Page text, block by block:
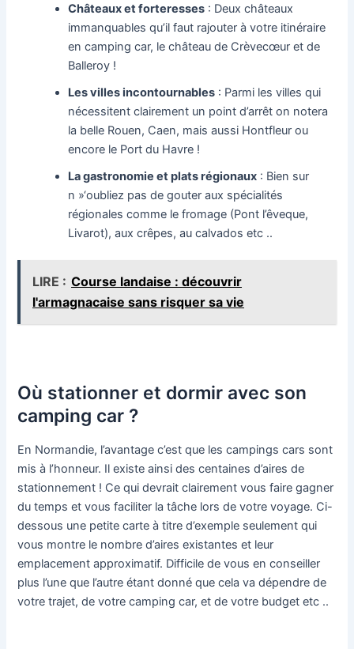
Châteaux et forteresses : Deux châteaux
immanquables qu’il faut rajouter à votre itinéraire
en camping car, le château de Crèvecœur et de
Balleroy !
Les villes incontournables : Parmi les villes qui
nécessitent clairement un point d’arrêt on notera
la belle Rouen, Caen, mais aussi Hontfleur ou
encore le Port du Havre !
La gastronomie et plats régionaux : Bien sur
n »‘oubliez pas de gouter aux spécialités
régionales comme le fromage (Pont l’êveque,
Livarot), aux crêpes, au calvados etc ..
LIRE : Course landaise : découvrir
l'armagnacaise sans risquer sa vie
Où stationner et dormir avec son
camping car ?
En Normandie, l’avantage c’est que les campings cars sont
mis à l’honneur. Il existe ainsi des centaines d’aires de
stationnement ! Ce qui devrait clairement vous faire gagner
du temps et vous faciliter la tâche lors de votre voyage. Ci-
dessous une petite carte à titre d’exemple seulement qui
vous montre le nombre d’aires existantes et leur
emplacement approximatif. Difficile de vous en conseiller
plus l’une que l’autre étant donné que cela va dépendre de
votre trajet, de votre camping car, et de votre budget etc ..